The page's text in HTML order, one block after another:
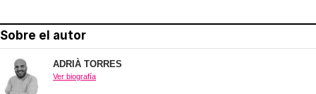
Sobre el autor
ADRIÀ TORRES
Ver biografía